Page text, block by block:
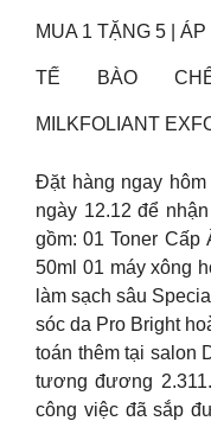
MUA 1 TẶNG 5 |
TẾ BÀO
MILKFOLIANT
Đặt hàng ngay hôm
ngày 12.12 để
gồm: 01 Toner
50ml 01 máy xông
làm sạch sâu
sóc da Pro Bright
toán thêm tại salon
tương đương
công việc đã sắp